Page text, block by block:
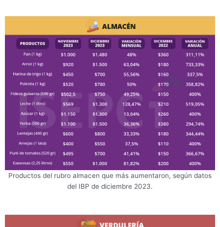
Productos del rubro almacen que más aumentaron, según datos
del IBP de diciembre 2023.